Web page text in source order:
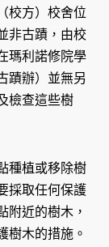
校方）校舍位
非古蹟，由校
瑪利諾修院學
蹟辦）並無另
檢查這些樹
種植或移除樹
採取任何保護
附近的樹木，
樹木的措施。